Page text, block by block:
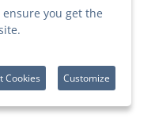
you get the
Cookies Customize